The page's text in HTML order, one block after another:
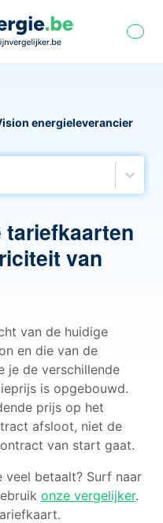
energieleverancier
tariefkaarten
van
van de huidige
en die van de
je de verschillende
is opgebouwd.
prijs op het
afsloot, niet de
van start gaat.
betaalt? Surf naar
onze vergelijker.